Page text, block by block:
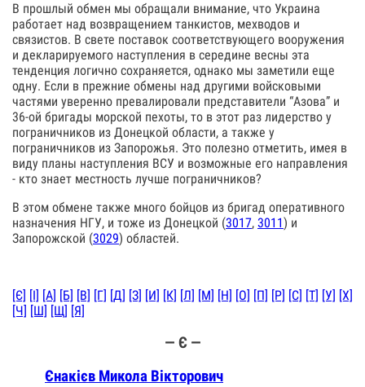
В прошлый обмен мы обращали внимание, что Украина
работает над возвращением танкистов, мехводов и
связистов. В свете поставок соответствующего вооружения
и декларируемого наступления в середине весны эта
тенденция логично сохраняется, однако мы заметили еще
одну. Если в прежние обмены над другими войсковыми
частями уверенно превалировали представители “Азова” и
36-ой бригады морской пехоты, то в этот раз лидерство у
пограничников из Донецкой области, а также у
пограничников из Запорожья. Это полезно отметить, имея в
виду планы наступления ВСУ и возможные его направления
- кто знает местность лучше пограничников?
В этом обмене также много бойцов из бригад оперативного
назначения НГУ, и тоже из Донецкой (3017, 3011) и
Запорожской (3029) областей.
[Є] [І] [А] [Б] [В] [Г] [Д] [З] [И] [К] [Л] [М] [Н] [О] [П] [Р] [С] [Т] [У] [Х]
[Ч] [Ш] [Щ] [Я]
— Є —
Єнакієв Микола Вікторович